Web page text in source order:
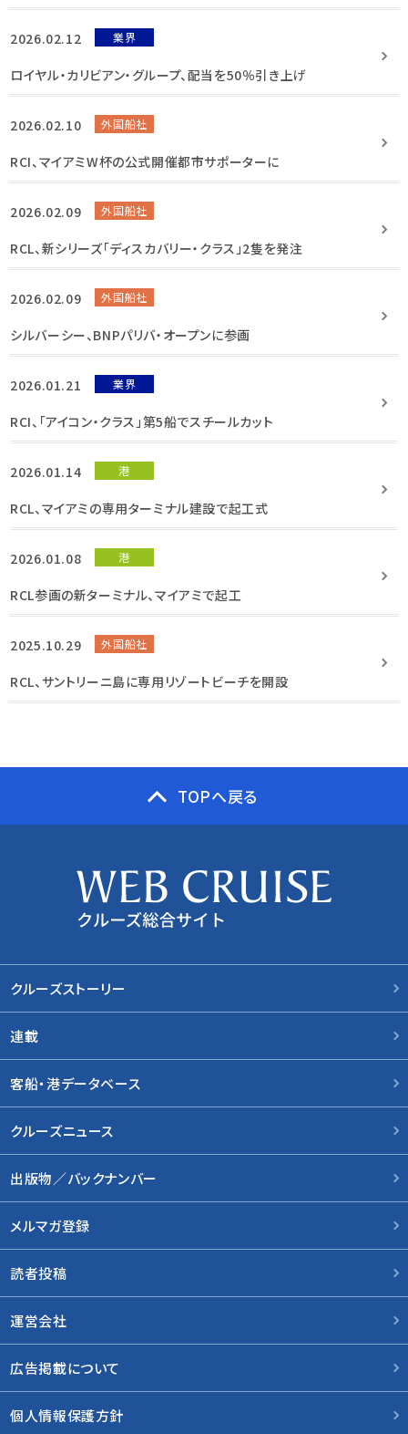
2026.02.12 業界
ロイヤル・カリビアン・グループ、配当を50％引き上げ
2026.02.10 外国船社
RCI、マイアミW杯の公式開催都市サポーターに
2026.02.09 外国船社
RCL、新シリーズ「ディスカバリー・クラス」2隻を発注
2026.02.09 外国船社
シルバーシー、BNPパリバ・オープンに参画
2026.01.21 業界
RCI、「アイコン・クラス」第5船でスチールカット
2026.01.14 港
RCL、マイアミの専用ターミナル建設で起工式
2026.01.08 港
RCL参画の新ターミナル、マイアミで起工
2025.10.29 外国船社
RCL、サントリーニ島に専用リゾートビーチを開設
TOPへ戻る
クルーズストーリー
連載
客船・港データベース
クルーズニュース
出版物／バックナンバー
メルマガ登録
読者投稿
運営会社
広告掲載について
個人情報保護方針